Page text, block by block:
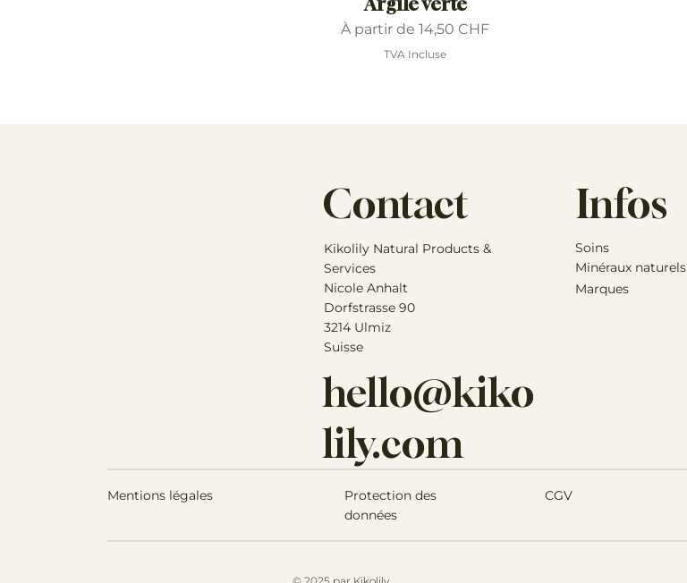
À partir de 14,50 CHF
Prix promotionnel
TVA Incluse
Mentions légales
Protection des
données
CGV
Contact
Kikolily Natural Products &
Services
Nicole Anhalt
Dorfstrasse 90
3214 Ulmiz
Suisse
hello@kiko
lily.com
Infos
Soins
Minéraux naturels
Marques